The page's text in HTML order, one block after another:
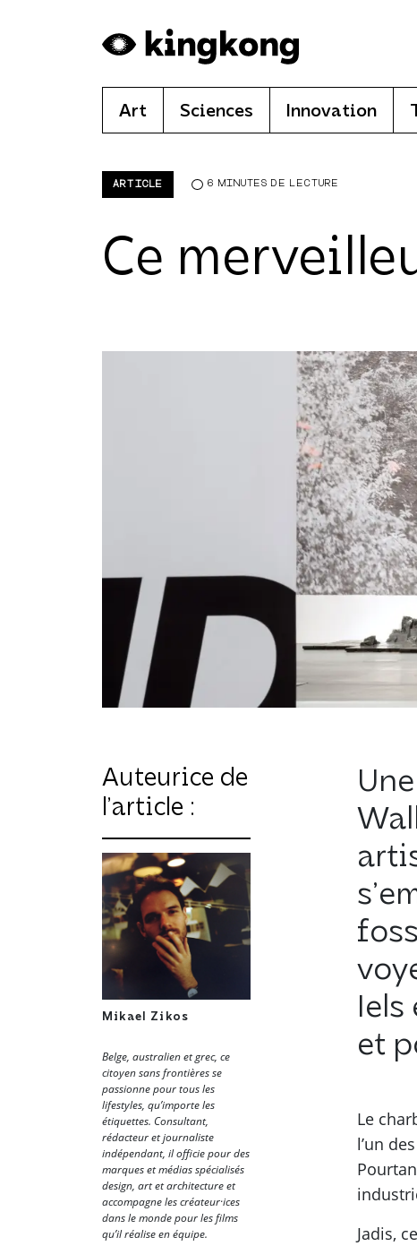
Skip to main content
Art Sciences Innovation
ARTICLE 6 MINUTES DE LECTURE
Ce
Auteurice de
l’article :
Mikael Zikos
Belge, australien et grec, ce
citoyen sans frontières se
passionne pour tous les
lifestyles, qu’importe les
étiquettes. Consultant,
rédacteur et journaliste
indépendant, il officie pour des
marques et médias spécialisés
design, art et architecture et
accompagne les créateur·ices
dans le monde pour les films
qu’il réalise en équipe.
Iels
et
Le
l’un
Jadis,